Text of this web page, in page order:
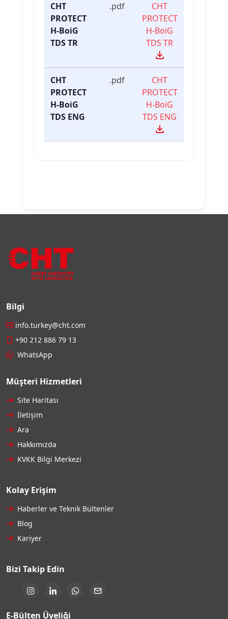
CHT
PROTECT
H-BoiG
TDS TR
.pdf
CHT
PROTECT
H-BoiG
TDS TR
CHT
PROTECT
H-BoiG
TDS ENG
.pdf
CHT
PROTECT
H-BoiG
TDS ENG
Bilgi
info.turkey@cht.com
+90 212 886 79 13
WhatsApp
Müşteri Hizmetleri
Site Haritası
İletişim
Ara
Hakkımızda
KVKK Bilgi Merkezi
Kolay Erişim
Haberler ve Teknik Bültenler
Blog
Kariyer
Bizi Takip Edin
E-Bülten Üyeliği